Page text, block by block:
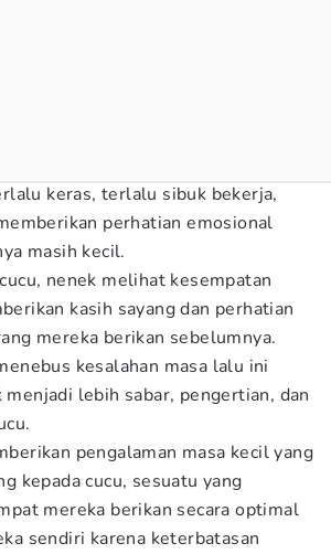
keras, terlalu sibuk bekerja,
perhatian emosional
masih kecil.
nenek melihat kesempatan
kasih sayang dan perhatian
mereka berikan sebelumnya.
kesalahan masa lalu ini
lebih sabar, pengertian, dan
pengalaman masa kecil yang
kepada cucu, sesuatu yang
mereka berikan secara optimal
sendiri karena keterbatasan